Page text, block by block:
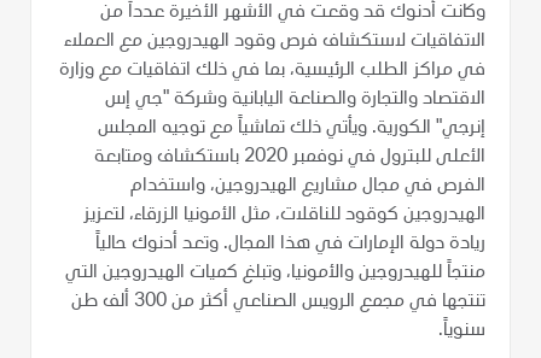
وكانت أدنوك قد وقعت في الأشهر الأخيرة عدداً من
الاتفاقيات لاستكشاف فرص وقود الهيدروجين مع العملاء
في مراكز الطلب الرئيسية، بما في ذلك اتفاقيات مع وزارة
الاقتصاد والتجارة والصناعة اليابانية وشركة "جي إس
إنرجي" الكورية. ويأتي ذلك تماشياً مع توجيه المجلس
الأعلى للبترول في نوفمبر 2020 باستكشاف ومتابعة
الفرص في مجال مشاريع الهيدروجين، واستخدام
الهيدروجين كوقود للناقلات، مثل الأمونيا الزرقاء، لتعزيز
ريادة دولة الإمارات في هذا المجال. وتعد أدنوك حالياً
منتجاً للهيدروجين والأمونيا، وتبلغ كميات الهيدروجين التي
تنتجها في مجمع الرويس الصناعي أكثر من 300 ألف طن
سنوياً.